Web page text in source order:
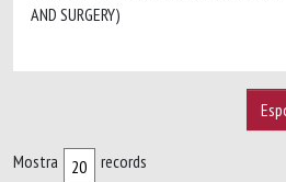
AND SURGERY)
Mostra records